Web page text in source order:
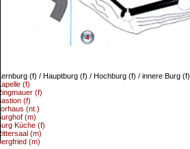
(f) / Hauptburg (f) / Hochburg (f) / innere Burg (f)
(f)
(f)
(f)
4
(nt.)
(m)
Küche (f)
(m)
(m)